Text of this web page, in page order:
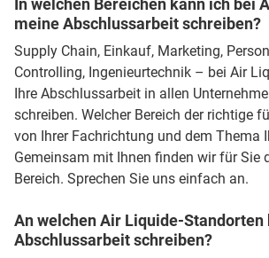
In welchen Bereichen kann ich bei
meine Abschlussarbeit schreiben?
Supply Chain, Einkauf, Marketing,
Controlling, Ingenieurtechnik – bei Air
Ihre Abschlussarbeit in allen
schreiben. Welcher Bereich der richtige
von Ihrer Fachrichtung und dem Thema
Gemeinsam mit Ihnen finden wir für Sie
Bereich. Sprechen Sie uns einfach an.
An welchen Air Liquide-Standorten
Abschlussarbeit schreiben?